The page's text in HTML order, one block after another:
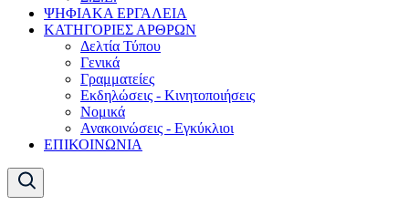
ΨΗΦΙΑΚΑ ΕΡΓΑΛΕΙΑ
ΚΑΤΗΓΟΡΙΕΣ ΑΡΘΡΩΝ
Δελτία Τύπου
Γενικά
Γραμματείες
Εκδηλώσεις - Κινητοποιήσεις
Νομικά
Ανακοινώσεις - Εγκύκλιοι
ΕΠΙΚΟΙΝΩΝΙΑ